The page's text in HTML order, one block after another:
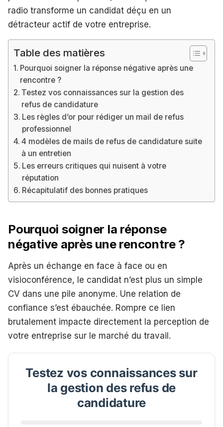
radio transforme un candidat déçu en un
détracteur actif de votre entreprise.
Table des matières
Pourquoi soigner la réponse négative après une
rencontre ?
Testez vos connaissances sur la gestion des
refus de candidature
Les règles d’or pour rédiger un mail de refus
professionnel
4 modèles de mails de refus de candidature suite
à un entretien
Les erreurs critiques qui nuisent à votre
réputation
Récapitulatif des bonnes pratiques
Pourquoi soigner la réponse
négative après une rencontre ?
Après un échange en face à face ou en
visioconférence, le candidat n’est plus un simple
CV dans une pile anonyme. Une relation de
confiance s’est ébauchée. Rompre ce lien
brutalement impacte directement la perception de
votre entreprise sur le marché du travail.
Testez vos connaissances sur
la gestion des refus de
candidature